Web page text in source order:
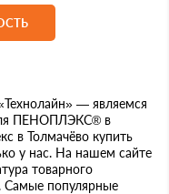
— являемся
ПЕНОПЛЭКС® в
в Толмачёво купить
у нас. На нашем сайте
товарного
Самые популярные